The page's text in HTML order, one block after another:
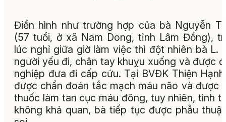
Điển hình như trường hợp của bà Nguyễn
(57 tuổi, ở xã Nam Dong, tỉnh Lâm Đồng),
lúc nghỉ giữa giờ làm việc thì đột nhiên bà L.
người yếu đi, chân tay khuỵu xuống và được
nghiệp đưa đi cấp cứu. Tại BVĐK Thiện
được chẩn đoán tắc mạch máu não và được
thuốc làm tan cục máu đông, tuy nhiên, tình
không khả quan, bà tiếp tục được phẫu